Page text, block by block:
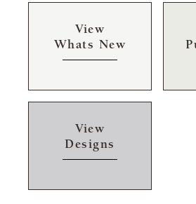
View
Whats New
View
Designs